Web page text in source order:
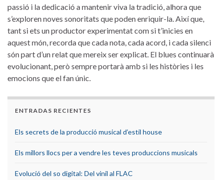
passió ⁤i la dedicació a mantenir viva ⁣la tradició, alhora que⁤
s’exploren ‍noves ⁢sonoritats que​ poden enriquir-la. Així que,
tant si ⁣ets un productor⁢ experimentat com si t’inicies​ en​
aquest món, recorda que‍ cada⁢ nota,‍ cada acord, i cada silenci
⁣són⁣ part‍ d’un‌ relat que mereix ser⁤ explicat. El‌ blues continuarà
evolucionant, però sempre portarà amb ‍si⁢ les històries ‍i les
emocions ⁣que‌ el fan únic.
ENTRADAS RECIENTES
Els secrets de la producció musical d’estil house
Els millors llocs per a vendre les teves produccions musicals
Evolució del so digital: Del vinil al FLAC